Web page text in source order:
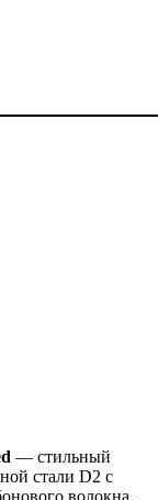
— стильный
стали D2 с
волокна.